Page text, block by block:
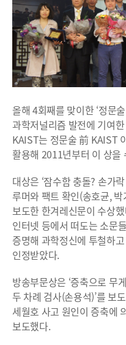
올해 4회째를 맞이한 ‘정문
과학저널리즘 발전에 기여
KAIST는 정문술 前 KAIST
활용해 2011년부터 이 상을
대상은 ‘잠수함 충돌? 손가
루머와 팩트 확인(송호균,
보도한 한겨레신문이 수상
인터넷 등에서 떠도는 소문
증명해 과학정신에 투철하
인정받았다.
방송부문상은 ‘증축으로
두 차례 검사(손용석)’를 보
세월호 사고 원인이 증축에
보도했다.